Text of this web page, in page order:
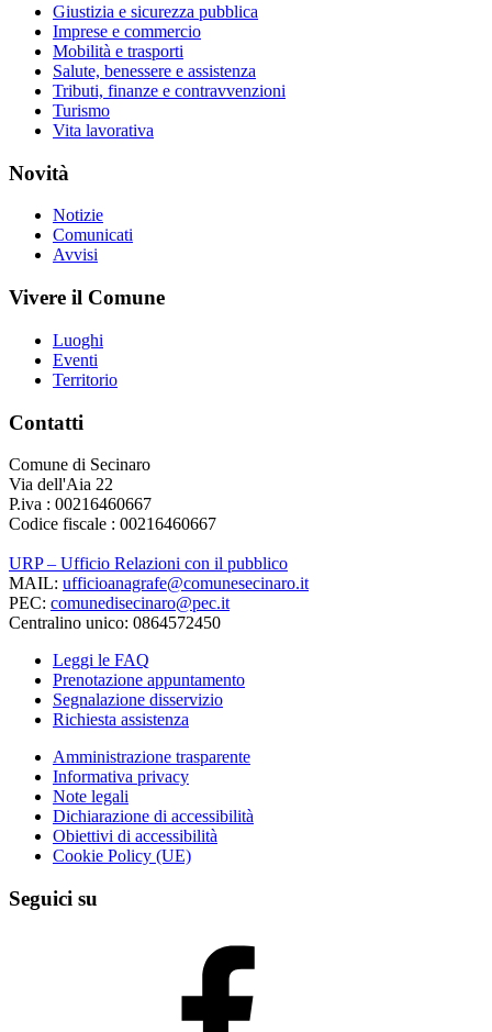
Giustizia e sicurezza pubblica
Imprese e commercio
Mobilità e trasporti
Salute, benessere e assistenza
Tributi, finanze e contravvenzioni
Turismo
Vita lavorativa
Novità
Notizie
Comunicati
Avvisi
Vivere il Comune
Luoghi
Eventi
Territorio
Contatti
Comune di Secinaro
Via dell'Aia 22
P.iva : 00216460667
Codice fiscale : 00216460667
URP – Ufficio Relazioni con il pubblico
MAIL: ufficioanagrafe@comunesecinaro.it
PEC: comunedisecinaro@pec.it
Centralino unico: 0864572450
Leggi le FAQ
Prenotazione appuntamento
Segnalazione disservizio
Richiesta assistenza
Amministrazione trasparente
Informativa privacy
Note legali
Dichiarazione di accessibilità
Obiettivi di accessibilità
Cookie Policy (UE)
Seguici su